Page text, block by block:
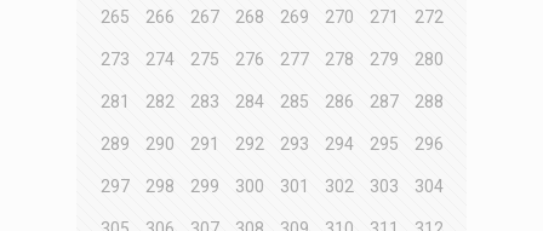
265 266 267 268 269 270 271 272
273 274 275 276 277 278 279 280
281 282 283 284 285 286 287 288
289 290 291 292 293 294 295 296
297 298 299 300 301 302 303 304